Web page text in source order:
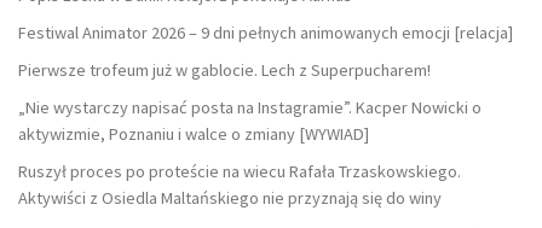
Festiwal Animator 2026 – 9 dni pełnych animowanych emocji [relacja]
Pierwsze trofeum już w gablocie. Lech z Superpucharem!
„Nie wystarczy napisać posta na Instagramie”. Kacper Nowicki o
aktywizmie, Poznaniu i walce o zmiany [WYWIAD]
Ruszył proces po proteście na wiecu Rafała Trzaskowskiego.
Aktywiści z Osiedla Maltańskiego nie przyznają się do winy